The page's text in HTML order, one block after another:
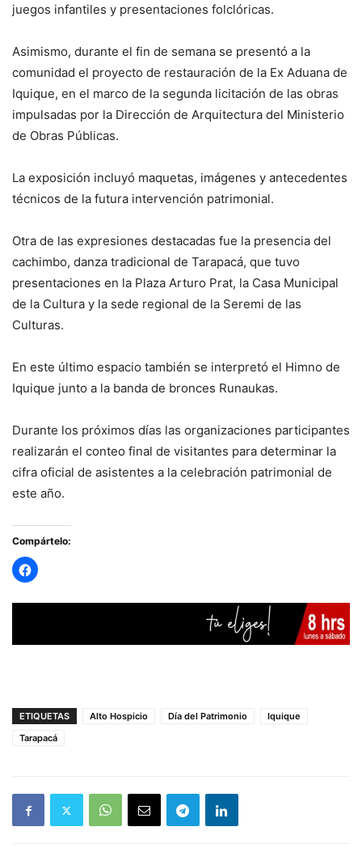
juegos infantiles y presentaciones folclóricas.
Asimismo, durante el fin de semana se presentó a la
comunidad el proyecto de restauración de la Ex Aduana de
Iquique, en el marco de la segunda licitación de las obras
impulsadas por la Dirección de Arquitectura del Ministerio
de Obras Públicas.
La exposición incluyó maquetas, imágenes y antecedentes
técnicos de la futura intervención patrimonial.
Otra de las expresiones destacadas fue la presencia del
cachimbo, danza tradicional de Tarapacá, que tuvo
presentaciones en la Plaza Arturo Prat, la Casa Municipal
de la Cultura y la sede regional de la Seremi de las
Culturas.
En este último espacio también se interpretó el Himno de
Iquique junto a la banda de bronces Runaukas.
Durante los próximos días las organizaciones participantes
realizarán el conteo final de visitantes para determinar la
cifra oficial de asistentes a la celebración patrimonial de
este año.
Compártelo:
ETIQUETAS Alto Hospicio Día del Patrimonio
Iquique
Tarapacá